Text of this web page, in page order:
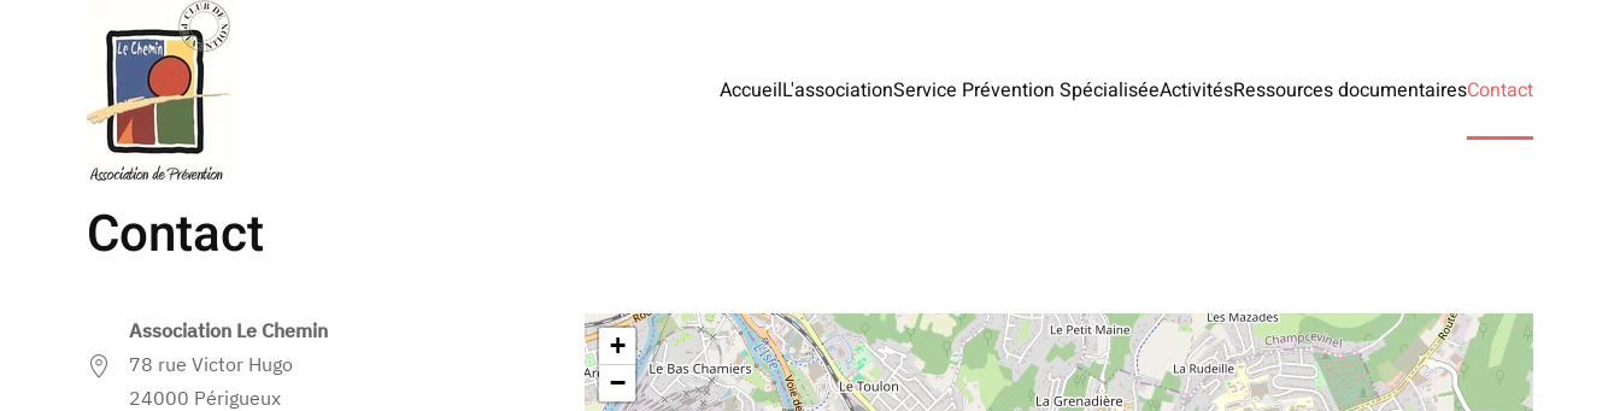
Accéder au contenu principal
AccueilL'associationService Prévention SpécialiséeActivitésRessources documentairesContact
Contact
Association Le Chemin
78 rue Victor Hugo
24000 Périgueux
+
−